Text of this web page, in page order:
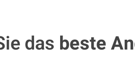
das beste